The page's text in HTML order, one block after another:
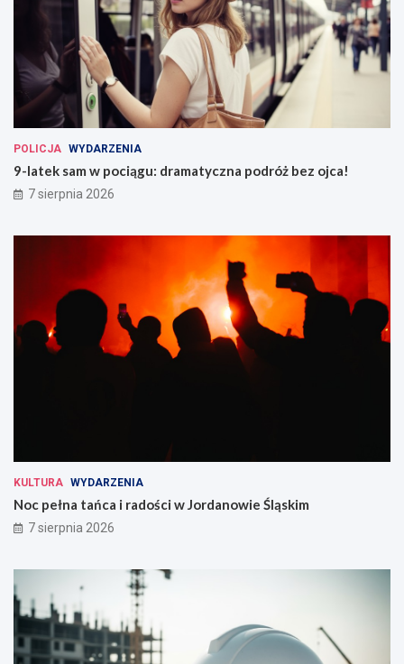
POLICJA WYDARZENIA
9-latek sam w pociągu: dramatyczna podróż bez ojca!
7 sierpnia 2026
KULTURA WYDARZENIA
Noc pełna tańca i radości w Jordanowie Śląskim
7 sierpnia 2026